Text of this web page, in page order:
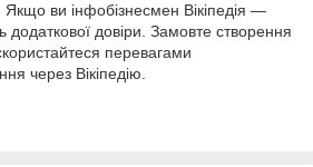
Якщо ви інфобізнесмен Вікіпедія —
додаткової довіри. Замовте створення
перевагами
через Вікіпедію.